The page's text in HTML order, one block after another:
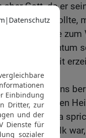
aber Gott, da er
machen wollte,
hat, die
den Reichtum
hat er auch uns
auch aus den
durch Hosea
nicht mein Volk